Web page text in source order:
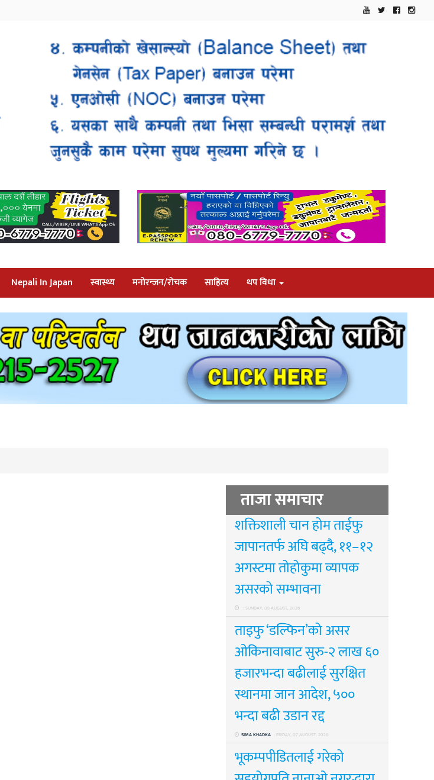
Nepali In Japan स्वास्थ्य मनोरन्जन/रोचक साहित्य थप विधा
ताजा समाचार
शक्तिशाली चान होम ताईफु
जापानतर्फ अघि बढ्दै, ११–१२
अगस्टमा तोहोकुमा व्यापक
असरको सम्भावना
: SUNDAY, 09 AUGUST, 2026
ताइफु ‘डल्फिन’को असर
ओकिनावाबाट सुरु-२ लाख ६०
हजारभन्दा बढीलाई सुरक्षित
स्थानमा जान आदेश, ५००
भन्दा बढी उडान रद्द
SIMA KHADKA : FRIDAY, 07 AUGUST, 2026
भूकम्पपीडितलाई गरेको